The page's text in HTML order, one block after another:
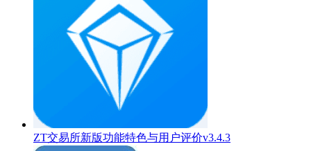
ZT交易所新版功能特色与用户评价v3.4.3